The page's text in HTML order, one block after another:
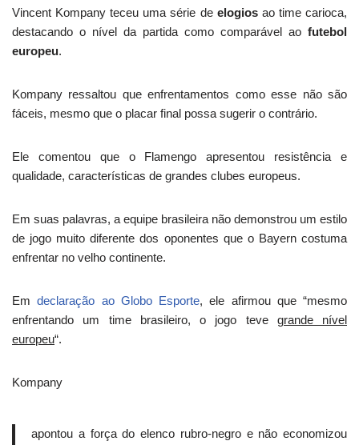
Vincent Kompany teceu uma série de elogiosao time carioca,
destacando o nível da partida como comparável ao futebol
europeu.
Kompany ressaltou que enfrentamentos como esse não são
fáceis, mesmo que o placar final possa sugerir o contrário.
Ele comentou que o Flamengo apresentou resistência e
qualidade, características de grandes clubes europeus.
Em suas palavras, a equipe brasileira não demonstrou um estilo
de jogo muito diferente dos oponentes que o Bayern costuma
enfrentar no velho continente.
Emdeclaração ao Globo Esporte, ele afirmou que “mesmo
enfrentando um time brasileiro, o jogo teve grande nível
europeu“.
Kompany
apontou a força do elenco rubro-negro e não economizou